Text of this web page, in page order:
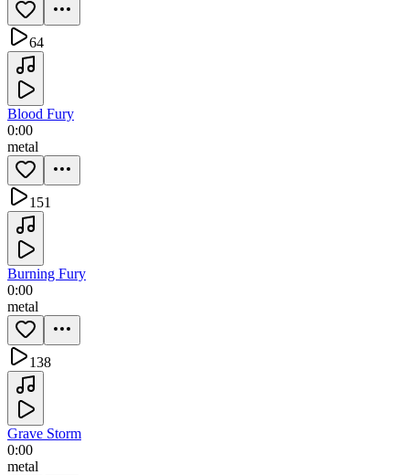
64
Blood Fury
0:00
metal
151
Burning Fury
0:00
metal
138
Grave Storm
0:00
metal